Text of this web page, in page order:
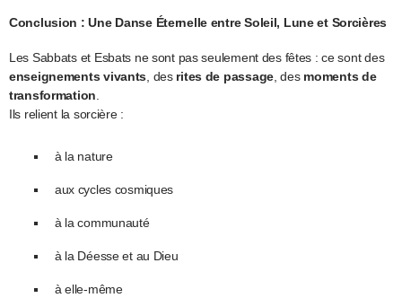
Conclusion : Une Danse Éternelle entre Soleil, Lune et Sorcières
Les Sabbats et Esbats ne sont pas seulement des fêtes : ce sont des
enseignements vivants, des rites de passage, des moments de
transformation.
Ils relient la sorcière :
à la nature
aux cycles cosmiques
à la communauté
à la Déesse et au Dieu
à elle-même